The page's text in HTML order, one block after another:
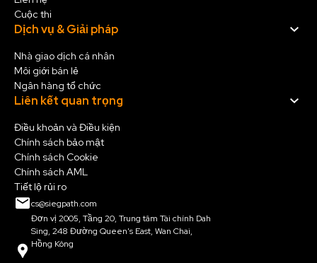
Cuộc thi
Dịch vụ & Giải pháp
Nhà giao dịch cá nhân
Môi giới bán lẻ
Ngân hàng tổ chức
Liên kết quan trọng
Điều khoản và Điều kiện
Chính sách bảo mật
Chính sách Cookie
Chính sách AML
Tiết lộ rủi ro
cs@siegpath.com
Đơn vị 2005, Tầng 20, Trung tâm Tài chính Dah
Sing, 248 Đường Queen's East, Wan Chai,
Hồng Kông